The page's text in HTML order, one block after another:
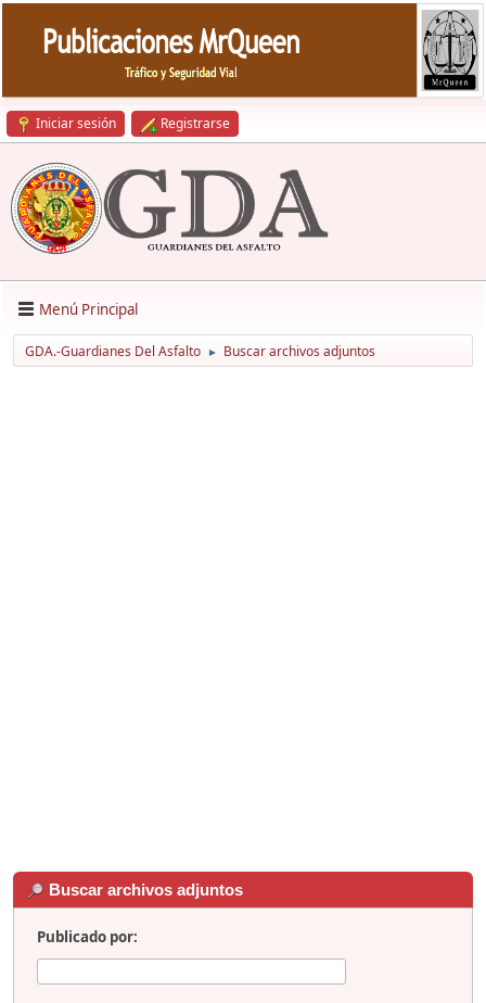
Iniciar sesión Registrarse
Menú Principal
GDA.-Guardianes Del Asfalto ► Buscar archivos adjuntos
Buscar archivos adjuntos
Publicado por: